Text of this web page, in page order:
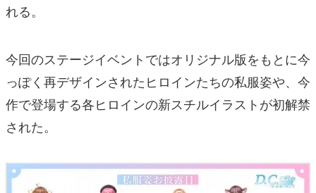
れる。
今回のステージイベントではオリジナル版をもとに今
っぽく再デザインされたヒロインたちの私服姿や、今
作で登場する各ヒロインの新スチルイラストが初解禁
された。